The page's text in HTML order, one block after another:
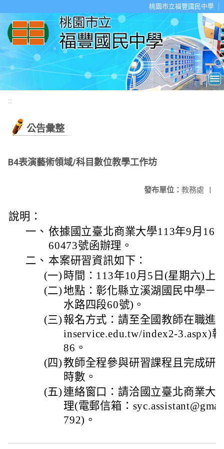
桃園市立福豐國民中學
:::
公告彙整
B4表演藝術領域/科目數位教學工作坊
發布單位： 教務處 |
說明：
一、 依據國立臺北商業大學113年9月16
60473號函辦理。
二、 本案研習資訊如下：
(一) 時間：113年10月5日(星期六)上
(二)地點：彰化縣立溪湖國民中學－
水路四段60號)。
(三) 報名方式：請至全國教師在職進
inservice.edu.tw/index2-3.aspx)
86。
(四)教師全程參與研習課程且完成研
時數。
(五) 連絡窗口：請洽國立臺北商業大
理(電郵信箱：
792)。